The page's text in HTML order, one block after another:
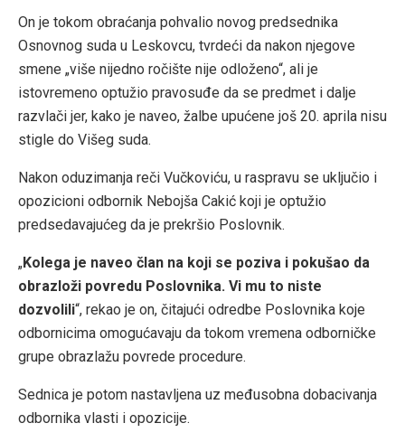
On je tokom obraćanja pohvalio novog predsednika
Osnovnog suda u Leskovcu, tvrdeći da nakon njegove
smene „više nijedno ročište nije odloženo“, ali je
istovremeno optužio pravosuđe da se predmet i dalje
razvlači jer, kako je naveo, žalbe upućene još 20. aprila nisu
stigle do Višeg suda.
Nakon oduzimanja reči Vučkoviću, u raspravu se uključio i
opozicioni odbornik Nebojša Cakić koji je optužio
predsedavajućeg da je prekršio Poslovnik.
„Kolega je naveo član na koji se poziva i pokušao da
obrazloži povredu Poslovnika. Vi mu to niste
dozvolili“, rekao je on, čitajući odredbe Poslovnika koje
odbornicima omogućavaju da tokom vremena odborničke
grupe obrazlažu povrede procedure.
Sednica je potom nastavljena uz međusobna dobacivanja
odbornika vlasti i opozicije.